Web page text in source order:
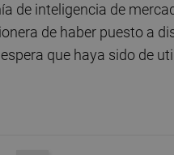
de inteligencia de
de haber puesto a
espera que haya sido de